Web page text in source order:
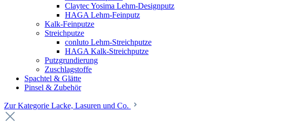
Claytec Yosima Lehm-Designputz
HAGA Lehm-Feinputz
Kalk-Feinputze
Streichputze
conluto Lehm-Streichputze
HAGA Kalk-Streichputze
Putzgrundierung
Zuschlagstoffe
Spachtel & Glätte
Pinsel & Zubehör
Zur Kategorie Lacke, Lasuren und Co.